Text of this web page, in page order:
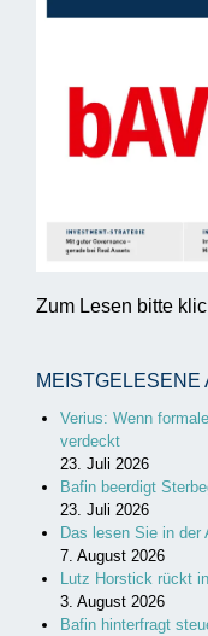
Zum Lesen bitte
MEISTGELESENE
Verius: Wenn
verdeckt
23. Juli 2026
Bafin beerdigt
23. Juli 2026
Das lesen Sie in der
7. August 2026
Lutz Horstick rückt
3. August 2026
Bafin hinterfragt